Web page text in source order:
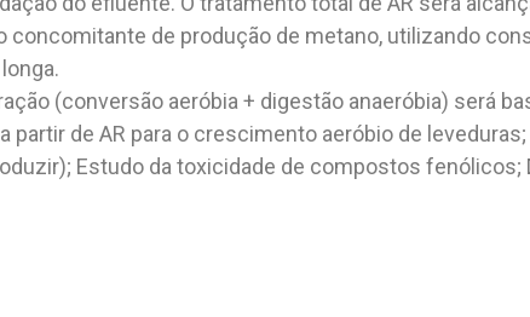
concomitante de produção de metano, utilizando
(conversão aeróbia + digestão anaeróbia) será
partir de AR para o crescimento aeróbio de
Estudo da toxicidade de compostos